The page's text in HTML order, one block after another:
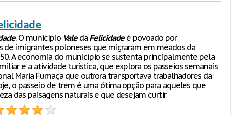
. O município Valeda Felicidadeé povoado por
de imigrantes poloneses que migraram em meados da
A economia do município se sustenta principalmente pela
e a atividade turística, que explora os passeios semanais
Maria Fumaça que outrora transportava trabalhadores da
o passeio de trem é uma ótima opção para aqueles que
das paisagens naturais e que desejam curtir